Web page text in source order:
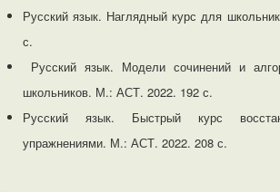
Русский язык. Наглядный курс для
с.
Русский язык. Модели сочинений и
школьников. М.: АСТ. 2022. 192 с.
Русский язык. Быстрый курс
упражнениями. М.: АСТ. 2022. 208 с.